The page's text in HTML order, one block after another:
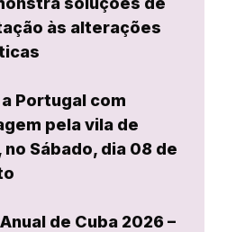
às alterações
Portugal com
pela vila de
no Sábado, dia 08 de
de Cuba 2026 –